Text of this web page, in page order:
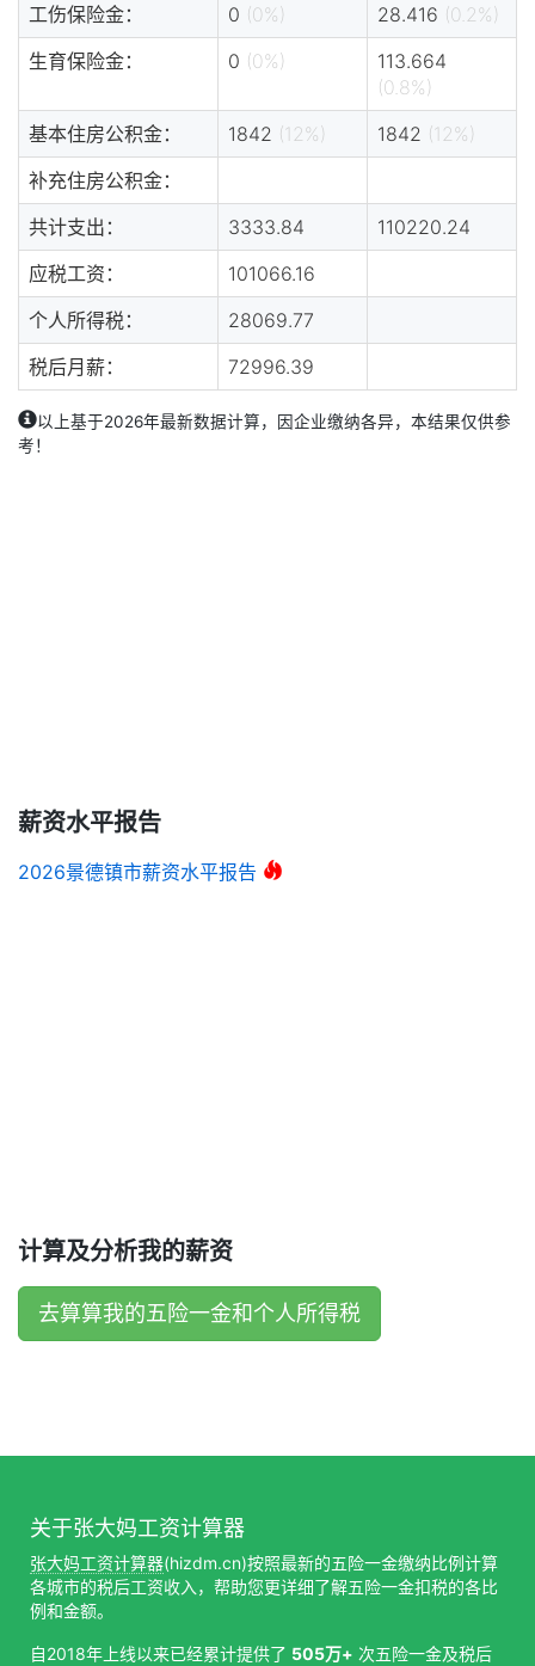
工伤保险金：
0 (0%) 28.416 (0.2%)
生育保险金：
0 (0%)
113.664
(0.8%)
基本住房公积金：
1842 (12%) 1842 (12%)
补充住房公积金：
共计支出：
3333.84
110220.24
应税工资：
101066.16
个人所得税：
28069.77
税后月薪：
72996.39
以上基于2026年最新数据计算，因企业缴纳各异，本结果仅供参
考！
薪资水平报告
2026景德镇市薪资水平报告
计算及分析我的薪资
去算算我的五险一金和个人所得税
关于张大妈工资计算器
张大妈工资计算器(hizdm.cn)按照最新的五险一金缴纳比例计算
各城市的税后工资收入，帮助您更详细了解五险一金扣税的各比
例和金额。
自2018年上线以来已经累计提供了 505万+ 次五险一金及税后